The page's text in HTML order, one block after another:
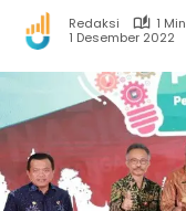
Redaksi
1
1 Desember 2022